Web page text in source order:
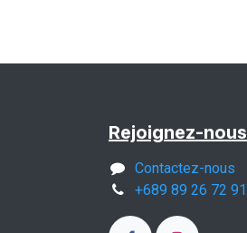
Rejoignez-nous
Contactez-nous
+689 89 26 72 91